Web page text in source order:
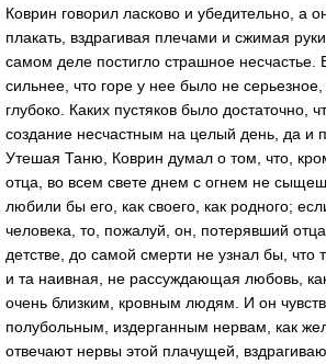
Коврин говорил ласково и убедительно, а
плакать, вздрагивая плечами и сжимая
самом деле постигло страшное
сильнее, что горе у нее было не
глубоко. Каких пустяков было достаточно,
создание несчастным на целый день, да и
Утешая Таню, Коврин думал о том, что,
отца, во всем свете днем с огнем не
любили бы его, как своего, как родного;
человека, то, пожалуй, он, потерявший
детстве, до самой смерти не узнал бы, что
и та наивная, не рассуждающая любовь,
очень близким, кровным людям. И он
полубольным, издерганным нервам, как
отвечают нервы этой плачущей,